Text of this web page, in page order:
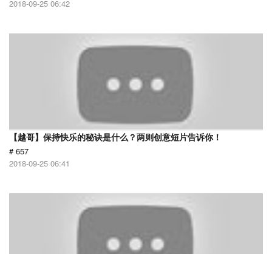
2018-09-25 06:42
【越哥】保持快乐的秘诀是什么？两则创意短片告诉你！
# 657
2018-09-25 06:41